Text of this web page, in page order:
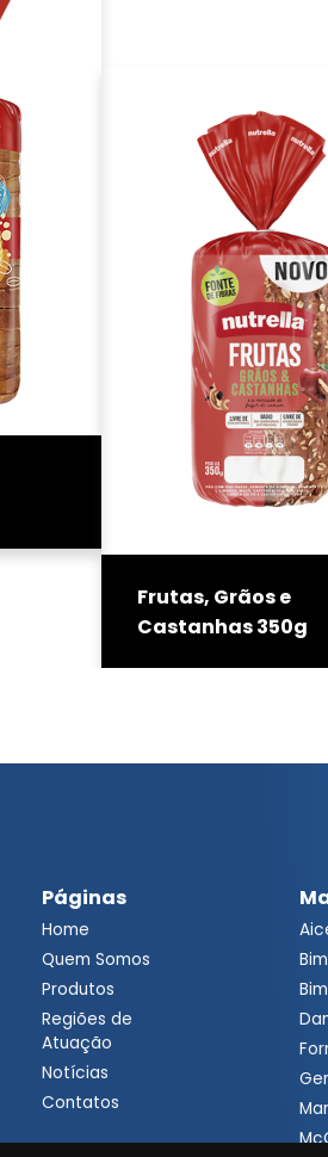
Frutas, Grãos e
Castanhas 350g
Páginas
Home
Quem Somos
Produtos
Regiões de
Atuação
Notícias
Contatos